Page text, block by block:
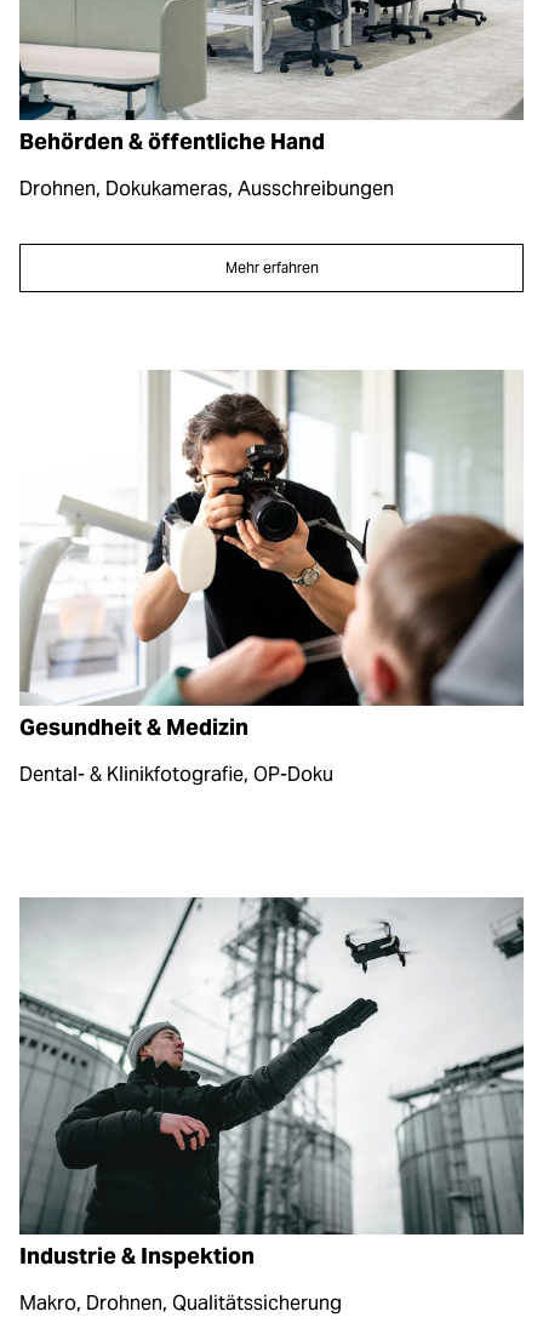
Behörden & öffentliche Hand
Drohnen, Dokukameras, Ausschreibungen
Mehr erfahren
Gesundheit & Medizin
Dental- & Klinikfotografie, OP-Doku
Industrie & Inspektion
Makro, Drohnen, Qualitätssicherung